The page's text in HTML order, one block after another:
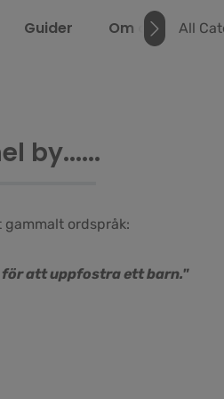
Guider Om oss All
by......
gammalt ordspråk:
för att uppfostra ett barn."